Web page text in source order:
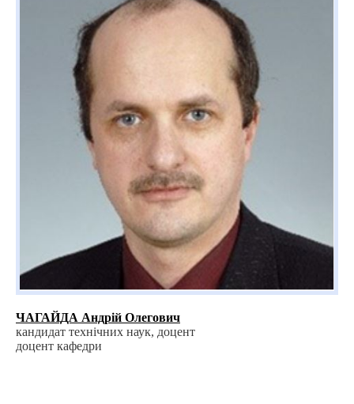
ЧАГАЙДА Андрій Олегович
кандидат технічних наук, доцент
доцент кафедри